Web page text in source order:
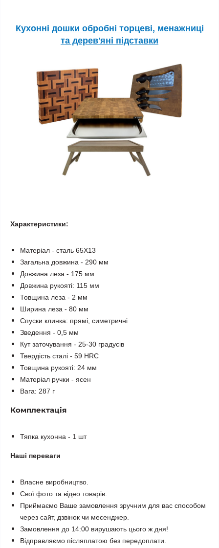
Кухонні дошки обробні торцеві, менажниці
та дерев'яні підставки
Характеристики:
Матеріал - сталь 65Х13
Загальна довжина - 290 мм
Довжина леза - 175 мм
Довжина рукояті: 115 мм
Товщина леза - 2 мм
Ширина леза - 80 мм
Спуски клинка: прямі, симетричні
Зведення - 0,5 мм
Кут заточування - 25-30 градусів
Твердість сталі - 59 HRC
Товщина рукояті: 24 мм
Матеріал ручки - ясен
Вага: 287 г
Комплектація
Тяпка кухонна - 1 шт
Наші переваги
Власне виробництво.
Свої фото та відео товарів.
Приймаємо Ваше замовлення зручним для вас способом
через сайт, дзвінок чи месенджер.
Замовлення до 14:00 вирушають цього ж дня!
Відправляємо післяплатою без передоплати.